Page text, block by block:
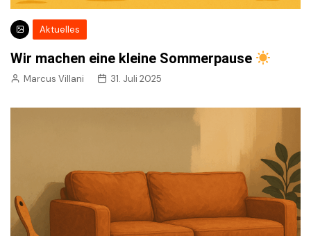
Aktuelles
Wir machen eine kleine Sommerpause
Marcus Villani 31. Juli 2025